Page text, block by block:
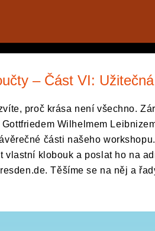
– Část VI:
proč krása není všechno.
Wilhelmem
části našeho
vlastní klobouk a poslat ho na
Těšíme se na něj a